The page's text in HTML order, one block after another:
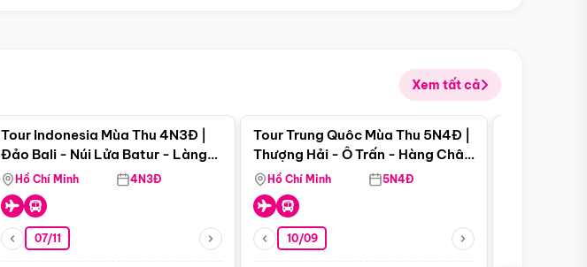
Xem tất cả
Tour Indonesia Mùa Thu 4N3Đ |
Đảo Bali - Núi Lửa Batur - Làng
Penglipuran
Hồ Chí Minh 4N3Đ
07/11
Điểm nổi bật
Tour Trung Quôc Mùa Thu 5N4Đ |
Thượng Hải - Ô Trấn - Hàng Châu
(Tour Không Shopping)
Hồ Chí Minh 5N4Đ
10/09